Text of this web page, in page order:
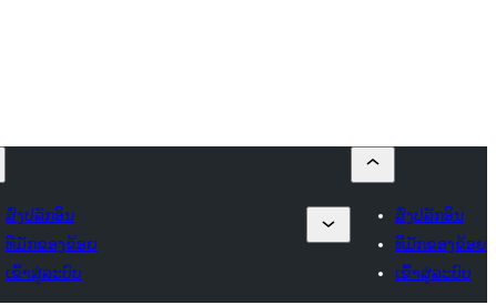
ສົ່ງປລັກອິນ
ທີ່ມັກຂອງຂ້ອຍ
ເຂົ້າສູ່ລະບົບ
ສົ່ງປລັກອິນ
ທີ່ມັກຂອງຂ້ອຍ
ເຂົ້າສູ່ລະບົບ